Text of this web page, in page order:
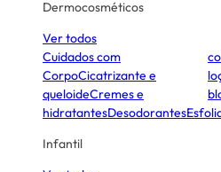
Dermocosméticos
Ver todos
Cuidados com
CorpoCicatrizante e
queloideCremes e
hidratantesDesodorantes
Infantil